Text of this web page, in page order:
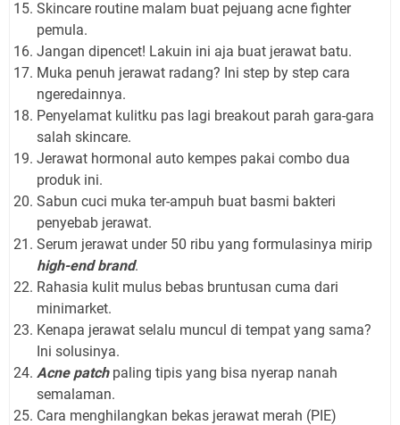
Skincare routine malam buat pejuang acne fighter
pemula.
Jangan dipencet! Lakuin ini aja buat jerawat batu.
Muka penuh jerawat radang? Ini step by step cara
ngeredainnya.
Penyelamat kulitku pas lagi breakout parah gara-gara
salah skincare.
Jerawat hormonal auto kempes pakai combo dua
produk ini.
Sabun cuci muka ter-ampuh buat basmi bakteri
penyebab jerawat.
Serum jerawat under 50 ribu yang formulasinya mirip
high-end brand.
Rahasia kulit mulus bebas bruntusan cuma dari
minimarket.
Kenapa jerawat selalu muncul di tempat yang sama?
Ini solusinya.
Acne patchpaling tipis yang bisa nyerap nanah
semalaman.
Cara menghilangkan bekas jerawat merah (PIE)